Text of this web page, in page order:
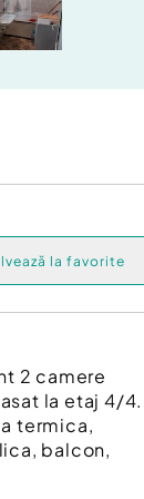
la favorite
2 camere
la etaj 4/4.
termica,
balcon,